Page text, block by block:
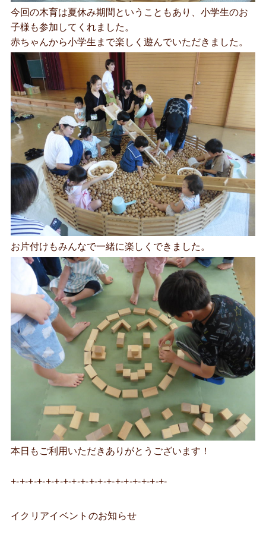
今回の木育は夏休み期間ということもあり、小学生のお
子様も参加してくれました。
赤ちゃんから小学生まで楽しく遊んでいただきました。
お片付けもみんなで一緒に楽しくできました。
本日もご利用いただきありがとうございます！
+-+-+-+-+-+-+-+-+-+-+-+-+-+-+-+-+-+-
イクリアイベントのお知らせ